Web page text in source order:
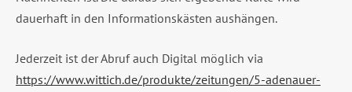
dauerhaft in den Informationskästen aushängen.
Jederzeit ist der Abruf auch Digital möglich via
https://www.wittich.de/produkte/zeitungen/5-adenauer-